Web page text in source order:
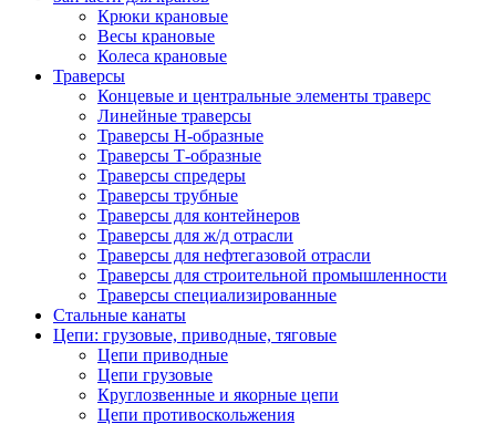
Крюки крановые
Весы крановые
Колеса крановые
Траверсы
Концевые и центральные элементы траверс
Линейные траверсы
Траверсы Н-образные
Траверсы Т-образные
Траверсы спредеры
Траверсы трубные
Траверсы для контейнеров
Траверсы для ж/д отрасли
Траверсы для нефтегазовой отрасли
Траверсы для строительной промышленности
Траверсы специализированные
Стальные канаты
Цепи: грузовые, приводные, тяговые
Цепи приводные
Цепи грузовые
Круглозвенные и якорные цепи
Цепи противоскольжения